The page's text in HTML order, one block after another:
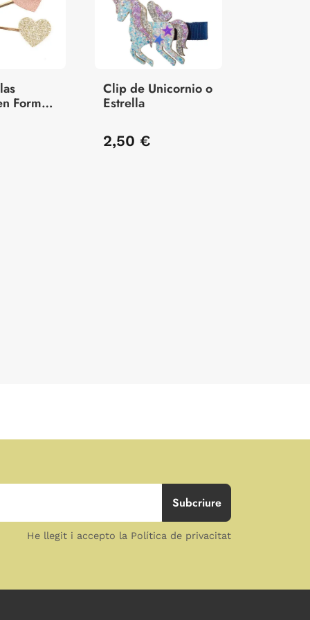
Forma
Clip de Unicornio o
Estrella
2,50 €
He llegit i accepto la Política de privacitat